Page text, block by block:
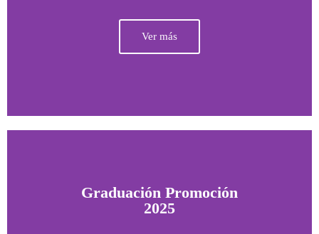
Ver más
Graduación Promoción
2025